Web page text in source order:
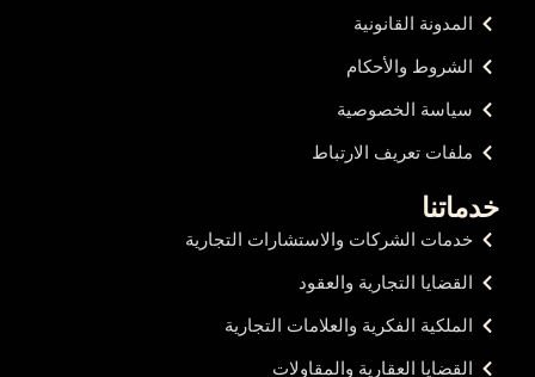
المدونة القانونية
الشروط والأحكام
سياسة الخصوصية
ملفات تعريف الارتباط
خدماتنا
خدمات الشركات والاستشارات التجارية
القضايا التجارية والعقود
الملكية الفكرية والعلامات التجارية
القضايا العقارية والمقاولات